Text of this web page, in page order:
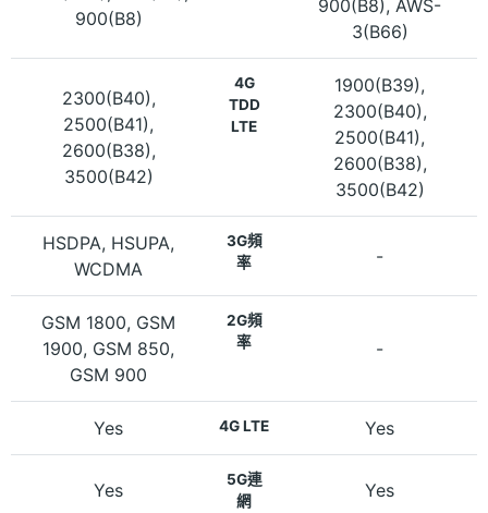
900(B8)
900(B8), AWS-
3(B66)
2300(B40),
2500(B41),
2600(B38),
3500(B42)
4G
TDD
LTE
1900(B39),
2300(B40),
2500(B41),
2600(B38),
3500(B42)
HSDPA, HSUPA,
WCDMA
3G頻
率
-
GSM 1800, GSM
1900, GSM 850,
GSM 900
2G頻
率
-
Yes 4G LTE Yes
Yes
5G連
網
Yes